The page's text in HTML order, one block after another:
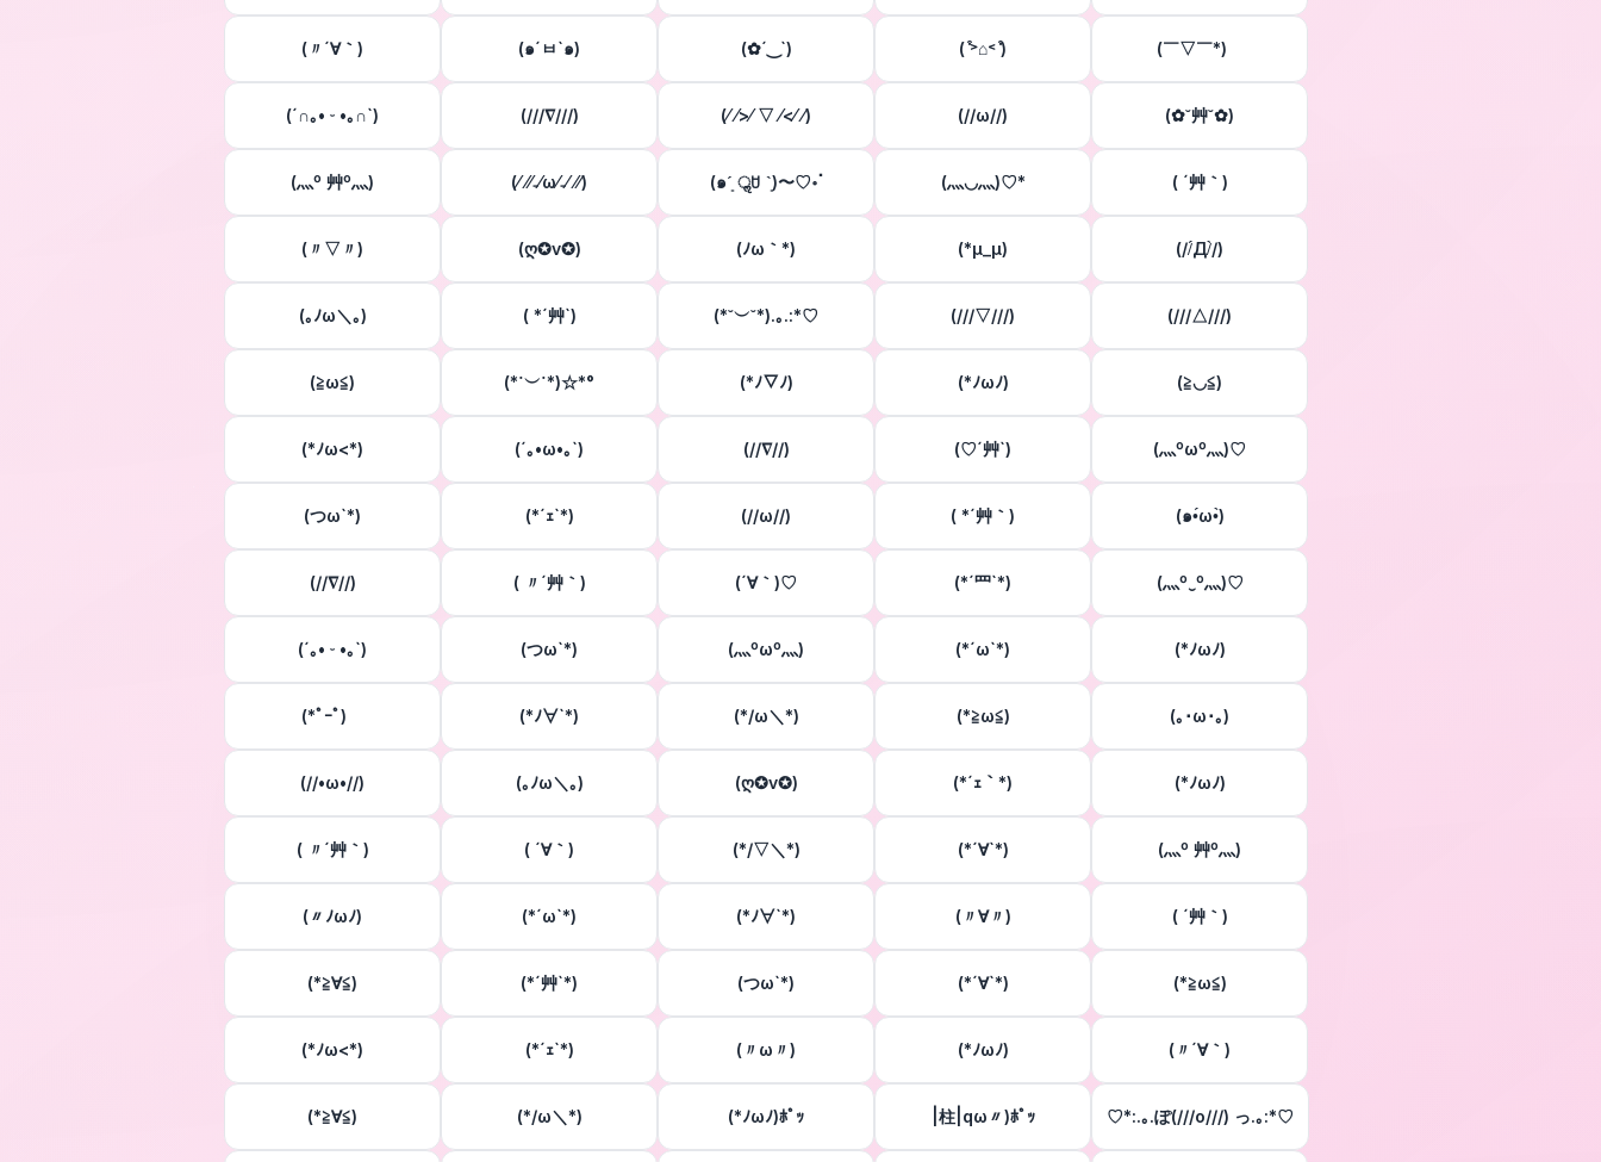
(〃´∀｀) (๑´ㅂ`๑) (✿´‿`) ( ͒˃⌂˂ ͒) (￣▽￣*)ゞ
(´∩｡• ᵕ •｡∩`) (///∇///) (⁄ ⁄>⁄ ▽ ⁄<⁄ ⁄) (//ω//) (✿˘艸˘✿)
(灬º 艸º灬) (⁄ ⁄⁄₋⁄ω⁄₋⁄ ⁄⁄) (๑ˊ͈ ॢꇴ ˋ͈)〜♡॰ॱ (⺣◡⺣)♡* ( ´艸｀)
(〃▽〃) (ღ✪v✪) (ﾉω｀*) (*μ_μ) (//́Д/̀/)
(｡ﾉω＼｡) ( *´艸`) (*˘︶˘*).｡.:*♡ (///▽///) (///△///)
(≧ω≦) (*˙︶˙*)☆*° (*ﾉ▽ﾉ) (*ﾉωﾉ) (≧◡≦)
(*ﾉω<*) (´｡•ω•｡`) (//∇//) (♡´艸`) (灬ºωº灬)♡
(つω`*) (*´ｪ`*) (//ω//) ( *´艸｀) (๑•́ω•̀)
(//∇//) ( 〃´艸｀) (´∀｀)♡ (*´罒`*) (灬º‿º灬)♡
(´｡• ᵕ •｡`) (つω`*) (灬ºωº灬) (*´ω`*) (*ﾉωﾉ)
(*ﾟｰﾟ)ゞ (*ﾉ∀`*) (*/ω＼*) (*≧ω≦) (｡･ω･｡)
(//•ω•//) (｡ﾉω＼｡) (ღ✪v✪) (*´ｪ｀*) (*ﾉωﾉ)
( 〃´艸｀) ( ´∀｀) (*/▽＼*) (*´∀`*) (灬º 艸º灬)
(〃ﾉωﾉ) (*´ω`*) (*ﾉ∀`*) (〃∀〃) ( ´艸｀)
(*≧∀≦) (*´艸`*) (つω`*) (*´∀`*) (*≧ω≦)
(*ﾉω<*) (*´ｪ`*) (〃ω〃) (*ﾉωﾉ) (〃´∀｀)
(*≧∀≦) (*/ω＼*) (*ﾉωﾉ)ﾎﾟｯ |柱|qω〃)ﾎﾟｯ ♡*:.｡.ぽ(///o///) っ.｡:*♡